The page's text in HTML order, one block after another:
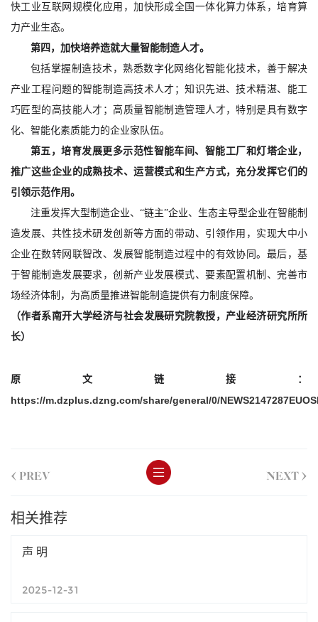
快工业互联网规模化应用，加快形成全国一体化算力体系，培育算
力产业生态。
第四，加快培养造就大量智能制造人才。
包括掌握制造技术，熟悉数字化网络化智能化技术，善于解决
产业工程问题的智能制造高技术人才；知识先进、技术精湛、能工
巧匠型的高技能人才；高质量智能制造管理人才，特别是具有数字
化、智能化素质能力的企业家队伍。
第五，培育发展更多示范性智能车间、智能工厂和灯塔企业，
推广这些企业的成熟技术、运营模式和生产方式，充分发挥它们的
引领示范作用。
注重发挥大型制造企业、“链主”企业、生态主导型企业在智能制
造发展、共性技术研发创新等方面的带动、引领作用，实现大中小
企业在数转网联智改、发展智能制造过程中的有效协同。最后，基
于智能制造发展要求，创新产业发展模式、要素配置机制、完善市
场经济体制，为高质量推进智能制造提供有力制度保障。
（作者系南开大学经济与社会发展研究院教授，产业经济研究所所
长）
原文链接：
https://m.dzplus.dzng.com/share/general/0/
< PREV NEXT >
相关推荐
声 明
2025-12-31